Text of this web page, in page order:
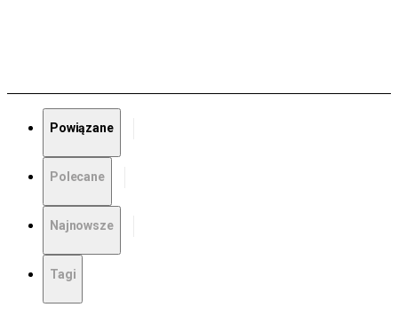
Powiązane
Polecane
Najnowsze
Tagi